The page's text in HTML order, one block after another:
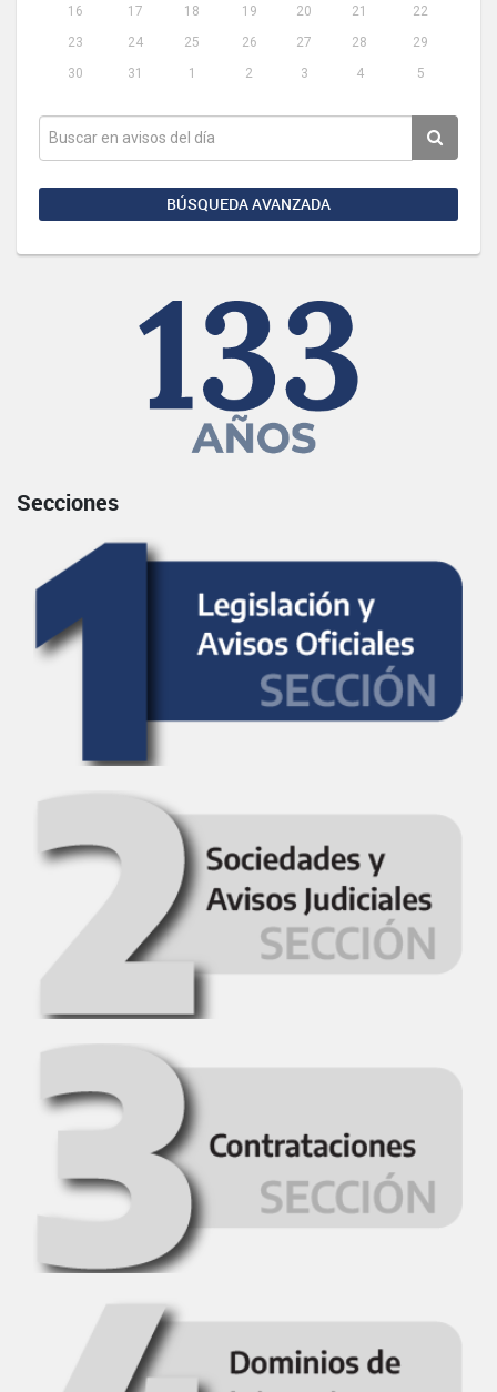
16
17 18 19 20 21
22
23
24 25 26 27 28
29
30
31 1 2 3 4 5
BÚSQUEDA AVANZADA
Secciones